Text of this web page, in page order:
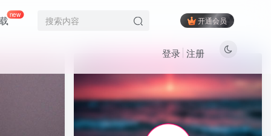
new
开通会员
登录 注册
黑饱宝 (15) 黑闰润(6)
黑色闪光(14) 黎允熙baby (50) 黎允熙(1)
麻辣奶兔(83) 麻辣兔头girl(15)